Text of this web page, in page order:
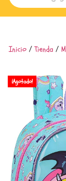
Inicio/Tienda /
¡Agotado!